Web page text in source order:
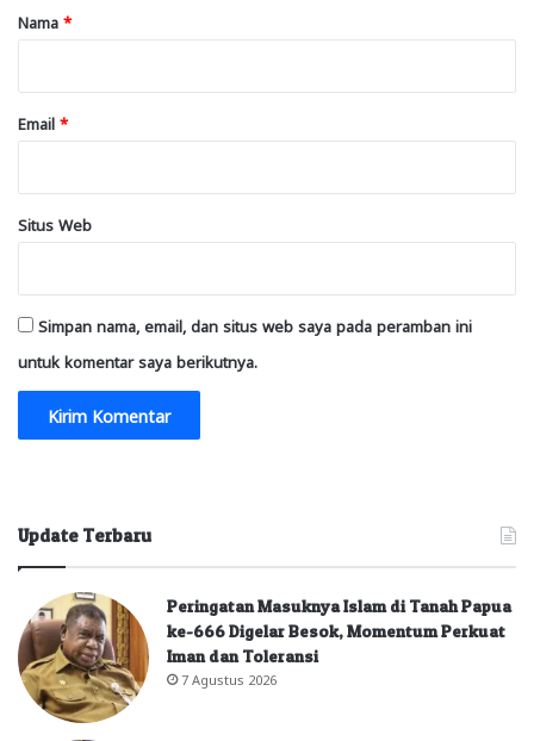
rNama *
Email *
Situs Web
Simpan nama, email, dan situs web saya pada peramban ini
untuk komentar saya berikutnya.
Update Terbaru
Peringatan Masuknya Islam di Tanah Papua
ke-666 Digelar Besok, Momentum Perkuat
Iman dan Toleransi
7 Agustus 2026